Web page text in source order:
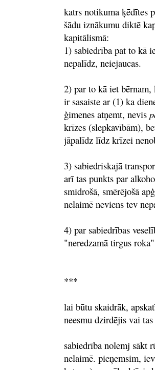
katrs notikuma ķēdītes
šādu iznākumu diktē
kapitālismā:
1) sabiedrība pat to kā
nepalīdz, neiejaucas.
2) par to kā iet
ir sasaiste ar (1) ka
ģimenes atņemt, nevis
krīzes (slepkavībām),
jāpalīdz līdz krīzei
3) sabiedriskajā
arī tas punkts par
smidrošā, smērējošā
nelaimē neviens tev
4) par sabiedrības
"neredzamā tirgus
***
lai būtu skaidrāk,
neesmu dzirdējis vai
sabiedrība nolemj sākt
nelaimē. pieņemsim,